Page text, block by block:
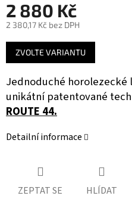
2 880 Kč
2 380,17 Kč bez DPH
Měrná
cena:
ZVOLTE VARIANTU
Jednoduché
unikátní patentované
ROUTE 44.
Detailní informace
ZEPTAT SE HLÍDAT